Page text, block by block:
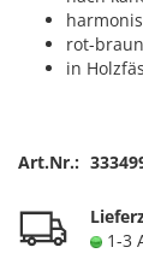
rot-
in
Art.Nr.:
1-3